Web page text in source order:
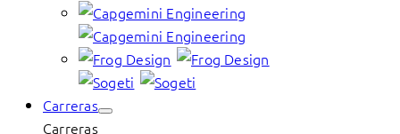
Carreras
Carreras